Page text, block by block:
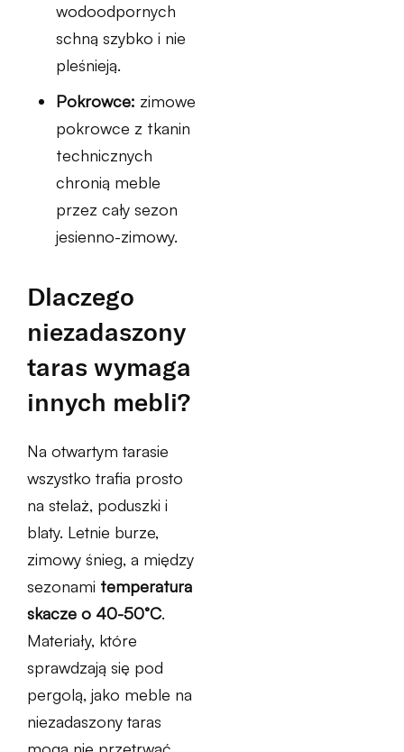
wodoodpornych
schną szybko i nie
pleśnieją.
Pokrowce: zimowe
pokrowce z tkanin
technicznych
chronią meble
przez cały sezon
jesienno-zimowy.
Dlaczego
niezadaszony
taras wymaga
innych mebli?
Na otwartym tarasie
wszystko trafia prosto
na stelaż, poduszki i
blaty. Letnie burze,
zimowy śnieg, a między
sezonami temperatura
skacze o 40-50°C.
Materiały, które
sprawdzają się pod
pergolą, jako meble na
niezadaszony taras